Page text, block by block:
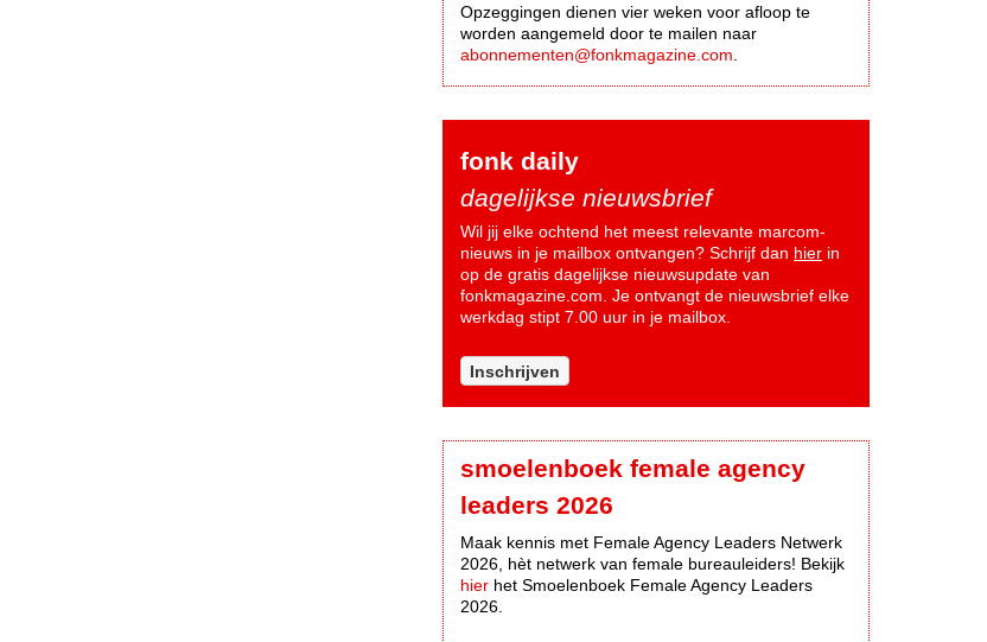
Opzeggingen dienen vier weken voor afloop te
worden aangemeld door te mailen naar
abonnementen@fonkmagazine.com
fonk daily
dagelijkse nieuwsbrief
Wil jij elke ochtend het meest relevante marcom-
nieuws in je mailbox ontvangen? Schrijf dan hier in
op de gratis dagelijkse nieuwsupdate van
fonkmagazine.com. Je ontvangt de nieuwsbrief elke
werkdag stipt 7.00 uur in je mailbox.
Inschrijven
smoelenboek female agency
leaders 2026
Maak kennis met Female Agency Leaders Netwerk
2026, hèt netwerk van female bureauleiders! Bekijk
hier het Smoelenboek Female Agency Leaders
2026.